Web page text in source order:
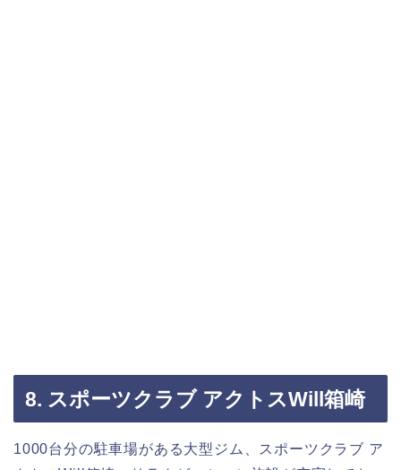
8. スポーツクラブ アクトスWill箱崎
1000台分の駐車場がある大型ジム、スポーツクラブ ア